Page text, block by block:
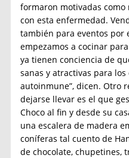
formaron motivadas
con esta enfermedad.
también para eventos por
empezamos a cocinar
ya tienen conciencia de
sanas y atractivas para
autoinmune”, dicen. Otro
dejarse llevar es el que
Choco al fin y desde su
una escalera de madera
coníferas tal cuento de
de chocolate, chupetines,